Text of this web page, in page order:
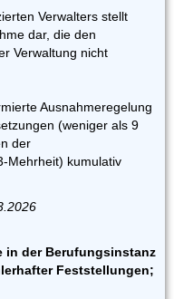
Verwalters stellt
dar, die den
Verwaltung nicht
Ausnahmeregelung
(weniger als 9
der
Mehrheit) kumulativ
in der Berufungsinstanz
Feststellungen;